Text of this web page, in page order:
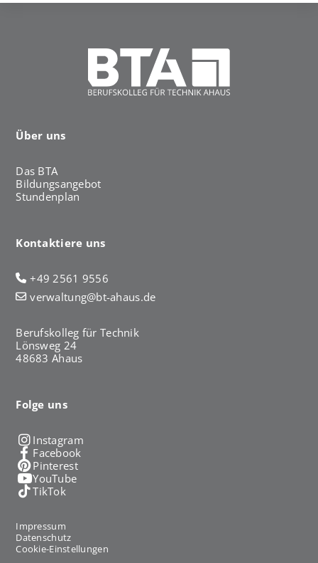
Über uns
Das BTA
Bildungsangebot
Stundenplan
Kontaktiere uns
+49 2561 9556
verwaltung@bt-ahaus.de
Berufskolleg für Technik
Lönsweg 24
48683 Ahaus
Folge uns
Instagram
Facebook
Pinterest
YouTube
TikTok
Impressum
Datenschutz
Cookie-Einstellungen